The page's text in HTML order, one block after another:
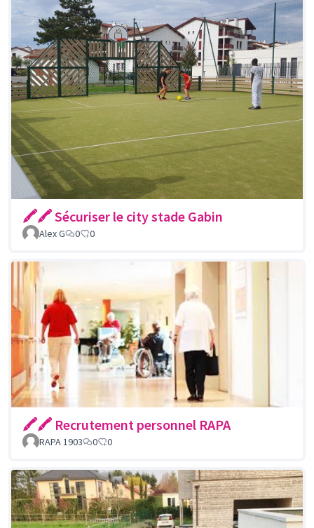
🖍🖍 Sécuriser le city stade Gabin
Alex G 0 0
🖍🖍 Recrutement personnel RAPA
RAPA 1903 0 0